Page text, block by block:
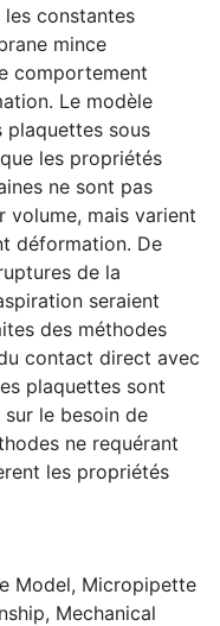
constantes
mince
comportement
Le modèle
plaquettes sous
les propriétés
ne sont pas
volume, mais varient
déformation. De
de la
seraient
des méthodes
contact direct avec
plaquettes sont
sur le besoin de
ne requérant
les propriétés
Model, Micropipette
, Mechanical